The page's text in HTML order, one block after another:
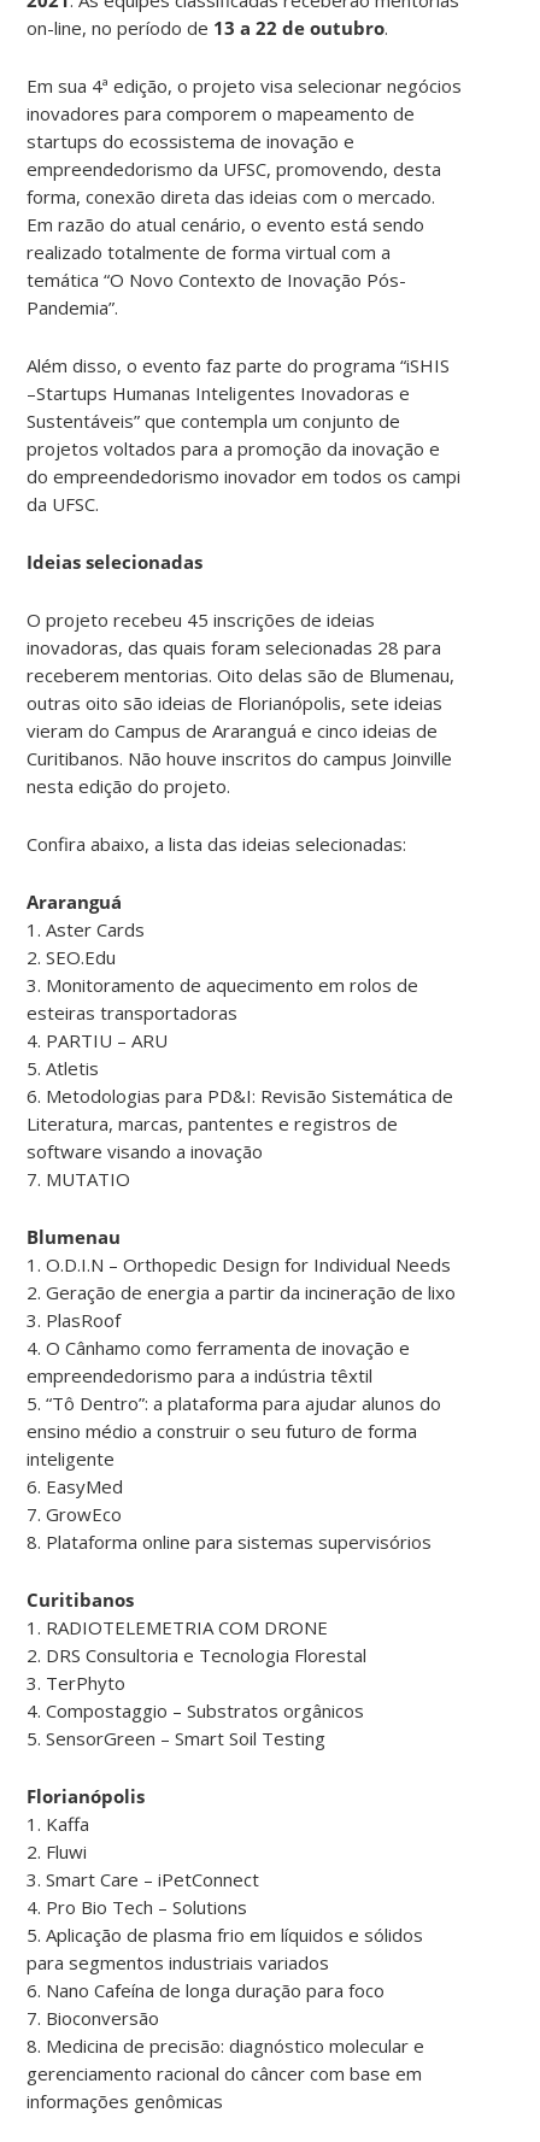
on-line, no período de 13 a 22 de outubro.
Em sua 4ª edição, o projeto visa selecionar negócios
inovadores para comporem o mapeamento de
startups do ecossistema de inovação e
empreendedorismo da UFSC, promovendo, desta
forma, conexão direta das ideias com o mercado.
Em razão do atual cenário, o evento está sendo
realizado totalmente de forma virtual com a
temática “O Novo Contexto de Inovação Pós-
Pandemia”.
Além disso, o evento faz parte do programa “iSHIS
–Startups Humanas Inteligentes Inovadoras e
Sustentáveis” que contempla um conjunto de
projetos voltados para a promoção da inovação e
do empreendedorismo inovador em todos os campi
da UFSC.
Ideias selecionadas
O projeto recebeu 45 inscrições de ideias
inovadoras, das quais foram selecionadas 28 para
receberem mentorias. Oito delas são de Blumenau,
outras oito são ideias de Florianópolis, sete ideias
vieram do Campus de Araranguá e cinco ideias de
Curitibanos. Não houve inscritos do campus Joinville
nesta edição do projeto.
Confira abaixo, a lista das ideias selecionadas:
Araranguá
1. Aster Cards
2. SEO.Edu
3. Monitoramento de aquecimento em rolos de
esteiras transportadoras
4. PARTIU – ARU
5. Atletis
6. Metodologias para PD&I: Revisão Sistemática de
Literatura, marcas, pantentes e registros de
software visando a inovação
7. MUTATIO
Blumenau
1. O.D.I.N – Orthopedic Design for Individual Needs
2. Geração de energia a partir da incineração de lixo
3. PlasRoof
4. O Cânhamo como ferramenta de inovação e
empreendedorismo para a indústria têxtil
5. “Tô Dentro”: a plataforma para ajudar alunos do
ensino médio a construir o seu futuro de forma
inteligente
6. EasyMed
7. GrowEco
8. Plataforma online para sistemas supervisórios
Curitibanos
1. RADIOTELEMETRIA COM DRONE
2. DRS Consultoria e Tecnologia Florestal
3. TerPhyto
4. Compostaggio – Substratos orgânicos
5. SensorGreen – Smart Soil Testing
Florianópolis
1. Kaffa
2. Fluwi
3. Smart Care – iPetConnect
4. Pro Bio Tech – Solutions
5. Aplicação de plasma frio em líquidos e sólidos
para segmentos industriais variados
6. Nano Cafeína de longa duração para foco
7. Bioconversão
8. Medicina de precisão: diagnóstico molecular e
gerenciamento racional do câncer com base em
informações genômicas